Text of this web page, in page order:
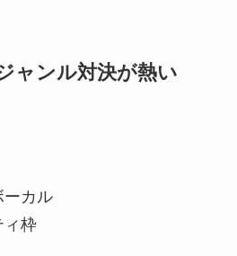
ャンル対決が熱い
ーカル
ィ枠